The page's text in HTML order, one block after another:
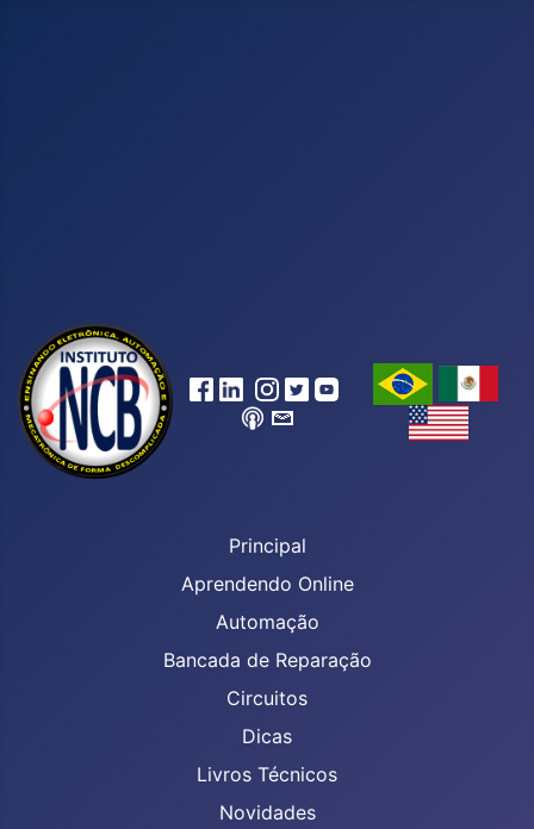
Principal
Aprendendo Online
Automação
Bancada de Reparação
Circuitos
Dicas
Livros Técnicos
Novidades